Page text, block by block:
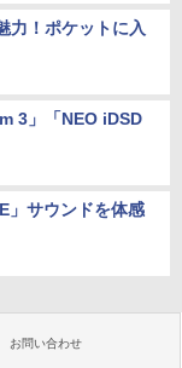
力！ポケットに入
3」「NEO iDSD
」サウンドを体感
お問い合わせ